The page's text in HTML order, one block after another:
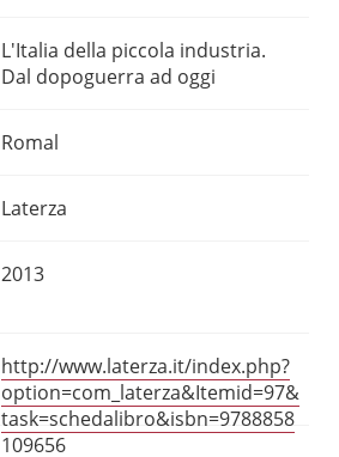
L'Italia della piccola industria.
Dal dopoguerra ad oggi
Romal
Laterza
2013
http://www.laterza.it/index.php?
option=com_laterza&Itemid=97&
task=schedalibro&isbn=9788858
109656